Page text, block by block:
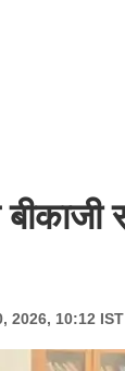
2026, 10:12 IST